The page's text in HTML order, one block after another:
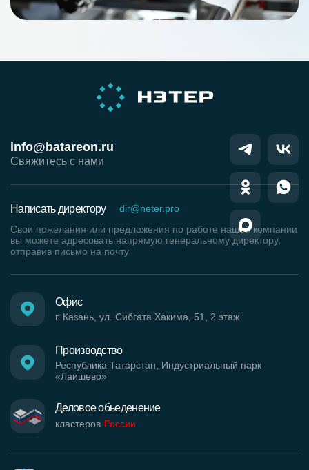
info@batareon.ru
Свяжитесь с нами
Деловое обьеденение
кластеров России
Производство
Республика Татарстан, Индустриальный парк
«Лаишево»
Офис
г. Казань, ул. Сибгата Хакима, 51, 2 этаж
Написать директору
dir@neter.pro
Свои пожелания или предложения по работе нашей компании
вы можете адресовать напрямую генеральному директору,
отправив письмо на почту